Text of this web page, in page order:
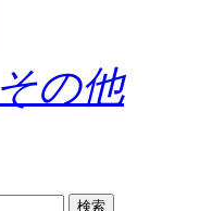
その他